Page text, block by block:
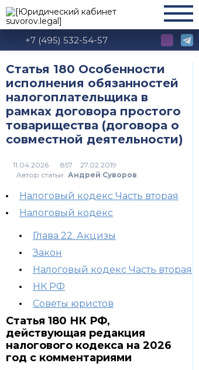
+7 (495) 532-54-57
Статья 180 Особенности
исполнения обязанностей
налогоплательщика в
рамках договора простого
товарищества (договора о
совместной деятельности)
857
Автор статьи: Андрей Суворов
Налоговый кодекс Часть вторая
Налоговый кодекс
Глава 22. Акцизы
Закон
Налоговый кодекс Часть вторая
НК РФ
Советы юристов
Статья 180 НК РФ,
действующая редакция
налогового кодекса на 2026
год с комментариями